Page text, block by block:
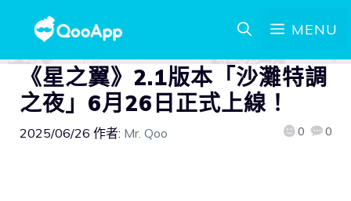
MENU
《星之翼》2.1版本「沙灘特調
之夜」6月26日正式上線！
2025/06/26 作者: Mr. Qoo 0 0